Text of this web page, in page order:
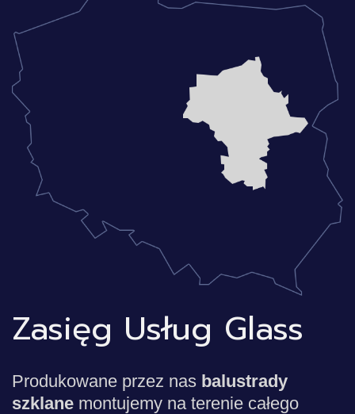
Zasięg Usług Glass
Produkowane przez nas balustrady
szklane montujemy na terenie całego